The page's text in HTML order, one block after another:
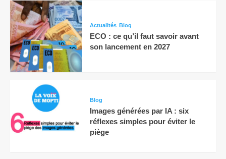
Actualités Blog
ECO : ce qu’il faut savoir avant
son lancement en 2027
Blog
Images générées par IA : six
réflexes simples pour éviter le
piège